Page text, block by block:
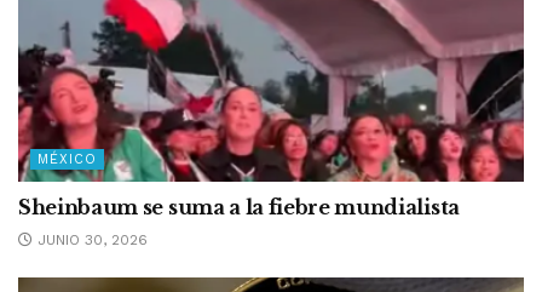
MÉXICO
Sheinbaum se suma a la fiebre mundialista
JUNIO 30, 2026